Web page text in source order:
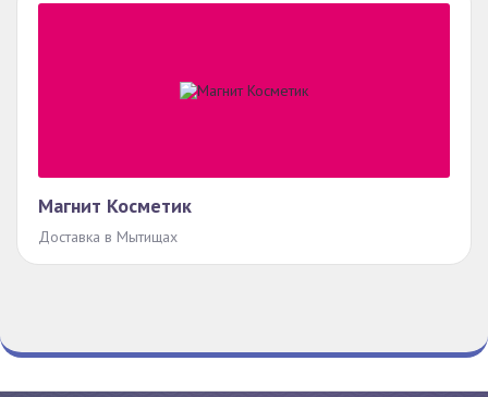
Магнит Косметик
Доставка в Мытищах